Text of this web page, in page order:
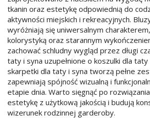
tkanin oraz estetykę odpowiednią do
aktywności miejskich i rekreacyjnych.
wyróżniają się uniwersalnym
kolorystyką oraz starannym
zachować schludny wygląd przez długi
taty i syna uzupełnione o koszulki dla
skarpetki dla taty i syna tworzą pełne
zapewniają spójność wizualną i
etapie dnia. Warto sięgnąć po
estetykę z użytkową jakością i budują
wizerunek rodzinnej garderoby.